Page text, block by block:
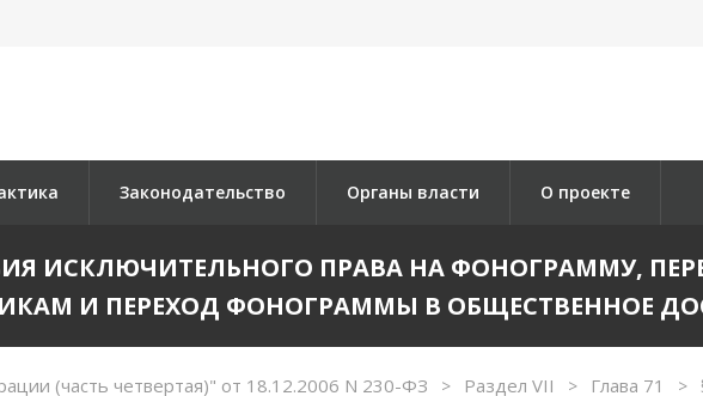
Законодательство Органы власти О проекте
ИСКЛЮЧИТЕЛЬНОГО ПРАВА НА ФОНОГРАММУ,
И ПЕРЕХОД ФОНОГРАММЫ В ОБЩЕСТВЕННОЕ
(часть четвертая)" от 18.12.2006 N 230-ФЗ > Раздел VII > Глава 71 >